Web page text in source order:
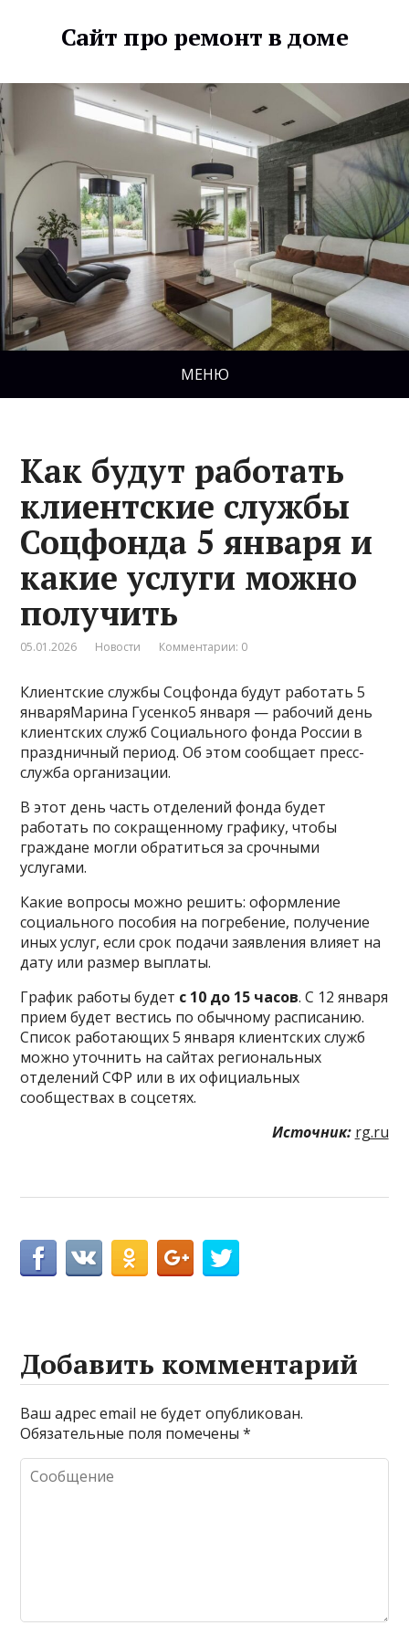
Сайт про ремонт в доме
МЕНЮ
Как будут работать
клиентские службы
Соцфонда 5 января и
какие услуги можно
получить
05.01.2026 Новости Комментарии: 0
Клиентские службы Соцфонда будут работать 5
январяМарина Гусенко5 января — рабочий день
клиентских служб Социального фонда России в
праздничный период. Об этом сообщает пресс-
служба организации.
В этот день часть отделений фонда будет
работать по сокращенному графику, чтобы
граждане могли обратиться за срочными
услугами.
Какие вопросы можно решить: оформление
социального пособия на погребение, получение
иных услуг, если срок подачи заявления влияет на
дату или размер выплаты.
График работы будет с 10 до 15 часов. С 12 января
прием будет вестись по обычному расписанию.
Список работающих 5 января клиентских служб
можно уточнить на сайтах региональных
отделений СФР или в их официальных
сообществах в соцсетях.
Источник: rg.ru
Добавить комментарий
Ваш адрес email не будет опубликован.
Обязательные поля помечены*